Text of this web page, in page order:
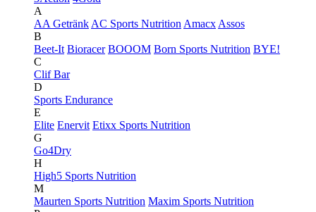
A
AA Getränk AC Sports Nutrition Amacx Assos
B
Beet-It Bioracer BOOOM Born Sports Nutrition BYE!
C
Clif Bar
D
Sports Endurance
E
Elite Enervit Etixx Sports Nutrition
G
Go4Dry
H
High5 Sports Nutrition
M
Maurten Sports Nutrition Maxim Sports Nutrition